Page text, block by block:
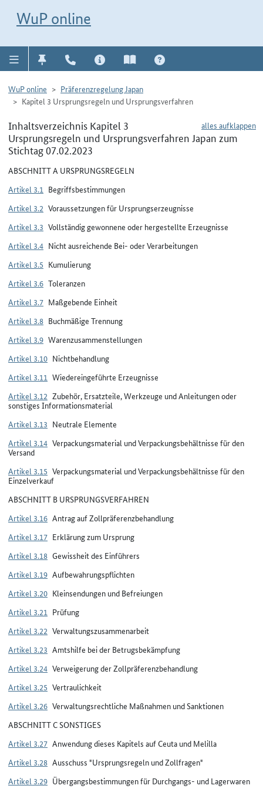
WuP online
WuP online
Präferenzregelung Japan
Kapitel 3 Ursprungsregeln und Ursprungsverfahren
alles aufklappen
Inhaltsverzeichnis Kapitel 3
Ursprungsregeln und Ursprungsverfahren Japan zum
Stichtag 07.02.2023
ABSCHNITT A URSPRUNGSREGELN
Artikel 3.1 Begriffsbestimmungen
Artikel 3.2 Voraussetzungen für Ursprungserzeugnisse
Artikel 3.3 Vollständig gewonnene oder hergestellte Erzeugnisse
Artikel 3.4 Nicht ausreichende Bei- oder Verarbeitungen
Artikel 3.5 Kumulierung
Artikel 3.6 Toleranzen
Artikel 3.7 Maßgebende Einheit
Artikel 3.8 Buchmäßige Trennung
Artikel 3.9 Warenzusammenstellungen
Artikel 3.10 Nichtbehandlung
Artikel 3.11 Wiedereingeführte Erzeugnisse
Artikel 3.12 Zubehör, Ersatzteile, Werkzeuge und Anleitungen oder
sonstiges Informationsmaterial
Artikel 3.13 Neutrale Elemente
Artikel 3.14 Verpackungsmaterial und Verpackungsbehältnisse für den
Versand
Artikel 3.15 Verpackungsmaterial und Verpackungsbehältnisse für den
Einzelverkauf
ABSCHNITT B URSPRUNGSVERFAHREN
Artikel 3.16 Antrag auf Zollpräferenzbehandlung
Artikel 3.17 Erklärung zum Ursprung
Artikel 3.18 Gewissheit des Einführers
Artikel 3.19 Aufbewahrungspflichten
Artikel 3.20 Kleinsendungen und Befreiungen
Artikel 3.21 Prüfung
Artikel 3.22 Verwaltungszusammenarbeit
Artikel 3.23 Amtshilfe bei der Betrugsbekämpfung
Artikel 3.24 Verweigerung der Zollpräferenzbehandlung
Artikel 3.25 Vertraulichkeit
Artikel 3.26 Verwaltungsrechtliche Maßnahmen und Sanktionen
ABSCHNITT C SONSTIGES
Artikel 3.27 Anwendung dieses Kapitels auf Ceuta und Melilla
Artikel 3.28 Ausschuss "Ursprungsregeln und Zollfragen"
Artikel 3.29 Übergangsbestimmungen für Durchgangs- und Lagerwaren